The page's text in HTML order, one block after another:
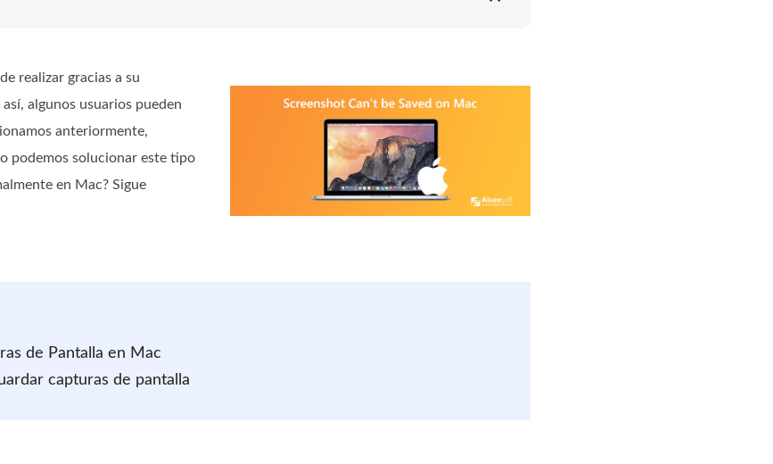
realizar gracias a su
algunos usuarios pueden
anteriormente,
podemos solucionar este tipo
en Mac? Sigue
de Pantalla en Mac
capturas de pantalla